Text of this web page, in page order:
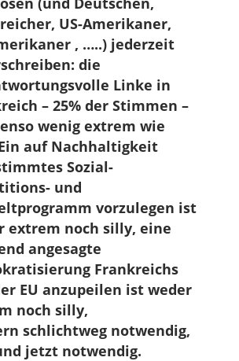
US-Amerikaner,
, …..) jederzeit
die
Linke in
– 25% der Stimmen –
wenig extrem wie
auf Nachhaltigkeit
Sozial-
und
vorzulegen ist
extrem noch silly, eine
angesagte
Frankreichs
EU anzupeilen ist weder
noch silly,
schlichtweg notwendig,
jetzt notwendig.